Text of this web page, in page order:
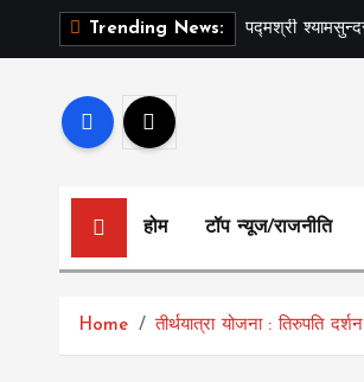
Trending News: पद्मश्री
होम टॉप न्यूज/राजनीति
Home तीर्थयात्रा योजना : तिरुपति